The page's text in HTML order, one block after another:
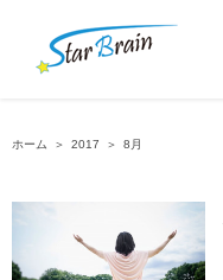
ホーム ＞ 2017 ＞ 8月